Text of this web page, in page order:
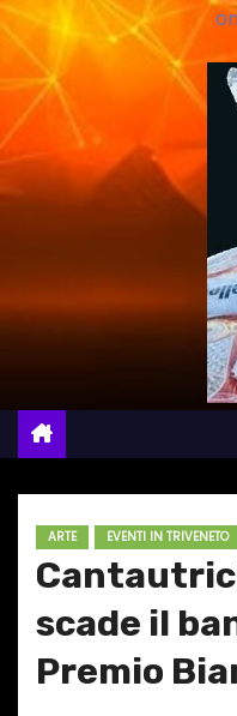
ARTE EVENTI IN TRIVENETO
scade il
Premio